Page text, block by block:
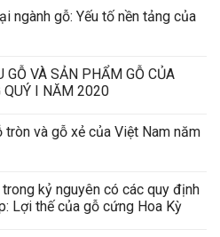
ngành gỗ: Yếu tố nền tảng của
GỖ VÀ SẢN PHẨM GỖ CỦA
QUÝ I NĂM 2020
tròn và gỗ xẻ của Việt Nam năm
kỷ nguyên có các quy định
Lợi thế của gỗ cứng Hoa Kỳ